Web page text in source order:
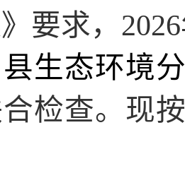
要求， 2026
县生态环境
合检查。现